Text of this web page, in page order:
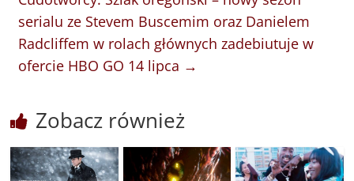
serialu ze Stevem Buscemim oraz Danielem
Radcliffem w rolach głównych zadebiutuje w
ofercie HBO GO 14 lipca →
Zobacz również